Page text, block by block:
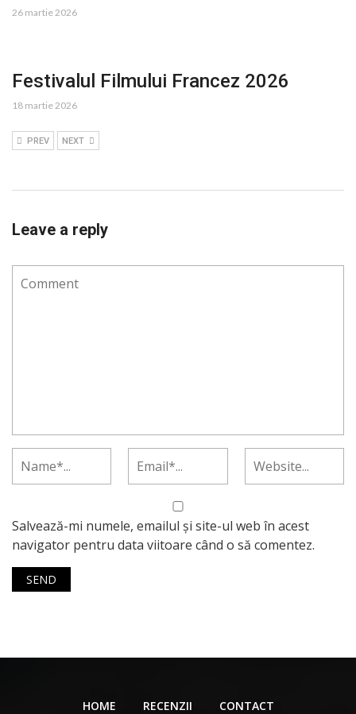
26 martie 2026
Festivalul Filmului Francez 2026
18 martie 2026
PREV NEXT
Leave a reply
Salvează-mi numele, emailul și site-ul web în acest
navigator pentru data viitoare când o să comentez.
HOME RECENZII CONTACT